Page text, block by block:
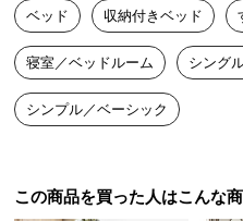
つ
い
て
開
置
デザインは可愛いし機能的で気
厚めのマットレスを引いたので
で、そこだけ注意です！（個人
ば１時間もかからないと思いま
ベッド 収納付きベッド
寝室／ベッドルーム シング
シンプル／ベーシック
この商品を買った人はこんな